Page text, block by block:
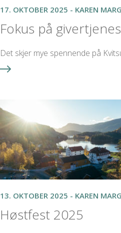
17. OKTOBER 2025 - KAREN
Fokus på
Det skjer mye spennende på
13. OKTOBER 2025 - KAREN
Høstfest 2025